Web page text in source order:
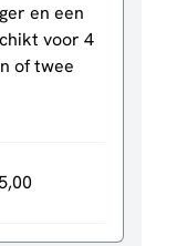
en een
voor 4
of twee